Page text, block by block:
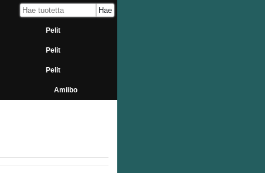
Pelit
Pelit
Pelit
Amiibo